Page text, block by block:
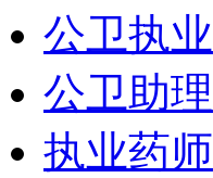
公卫执业
公卫助理
执业药师